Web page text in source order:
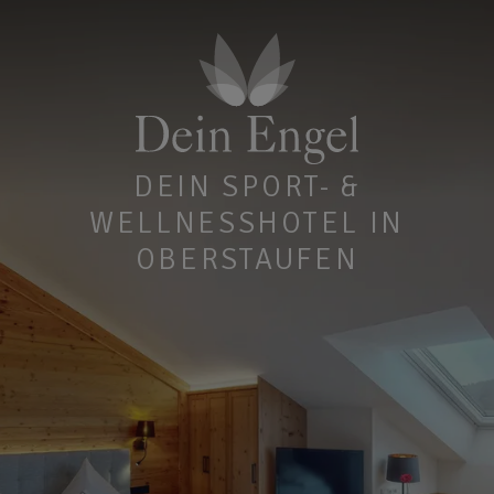
DEIN SPORT- &
WELLNESSHOTEL IN
OBERSTAUFEN